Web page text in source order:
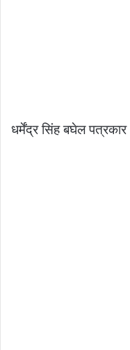
धर्मेंद्र सिंह बघेल पत्रकार